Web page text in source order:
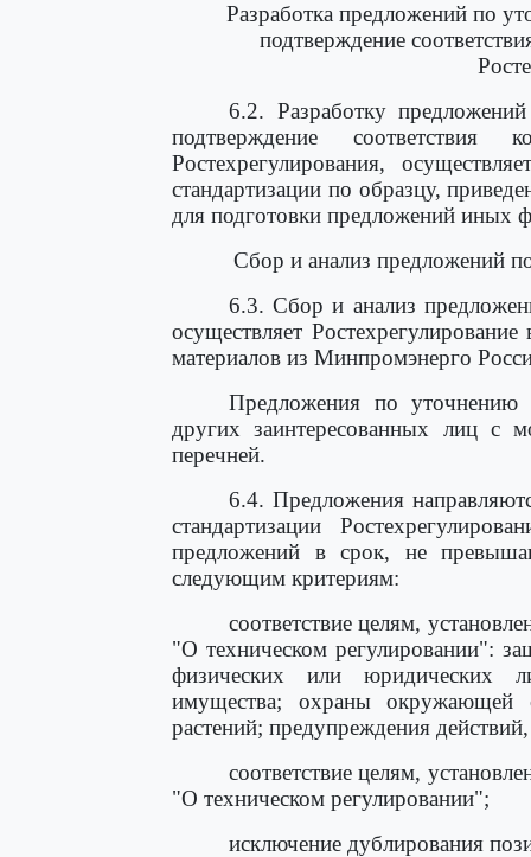
Разработка предложений по
подтверждение
6.2. Разработку
подтверждение
Ростехрегулирования,
стандартизации по образцу,
для подготовки предложений иных
Сбор и анализ предложений
6.3. Сбор и анализ
осуществляет
материалов из Минпромэнерго
Предложения по уточнению
других заинтересованных лиц с
перечней.
6.4. Предложения
стандартизации
предложений в срок, не
следующим критериям:
соответствие целям,
"О техническом регулировании":
физических или юридических
имущества; охраны
растений; предупреждения
соответствие целям,
"О техническом регулировании";
исключение дублирования